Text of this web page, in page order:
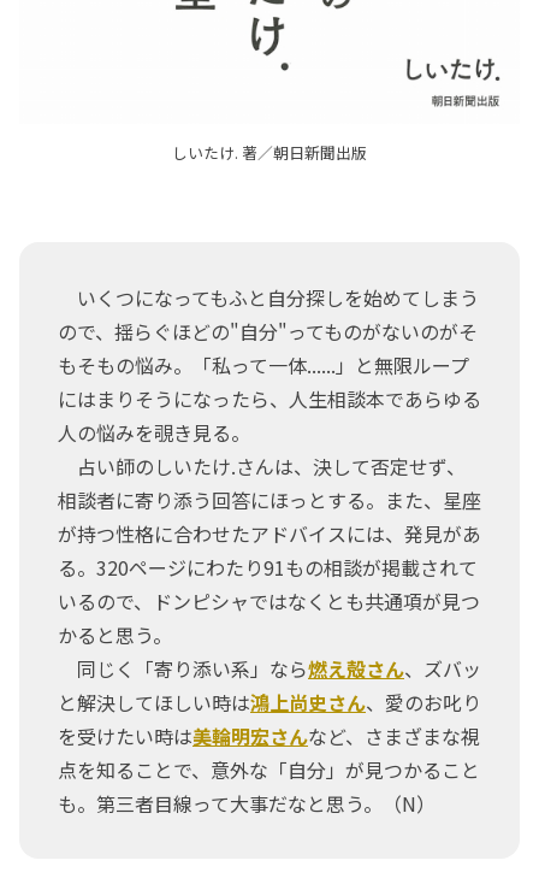
しいたけ. 著／朝日新聞出版
いくつになってもふと自分探しを始めてしまう
ので、揺らぐほどの"自分"ってものがないのがそ
もそもの悩み。「私って一体......」と無限ループ
にはまりそうになったら、人生相談本であらゆる
人の悩みを覗き見る。
占い師のしいたけ.さんは、決して否定せず、
相談者に寄り添う回答にほっとする。また、星座
が持つ性格に合わせたアドバイスには、発見があ
る。320ページにわたり91もの相談が掲載されて
いるので、ドンピシャではなくとも共通項が見つ
かると思う。
同じく「寄り添い系」なら燃え殻さん、ズバッ
と解決してほしい時は鴻上尚史さん、愛のお叱り
を受けたい時は美輪明宏さんなど、さまざまな視
点を知ることで、意外な「自分」が見つかること
も。第三者目線って大事だなと思う。（N）